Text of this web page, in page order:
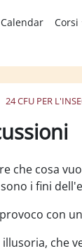
Calendar Corsi
24 CFU PER
che cosa
i fini
con
che